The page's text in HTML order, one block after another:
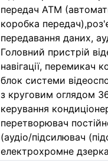
передач ATM
коробка
передавання даних,
Головний пристрій
навігації, перемикач
блок системи
з круговим оглядом
керування
перетворювач
(аудіо/підсилювач
електрохромне